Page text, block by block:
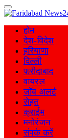
होम
देश-विदेश
हरियाणा
दिल्ली
फरीदाबाद
वायरल
जॉब अलर्ट
सेहत
क्राईम
मनोरंजन
संपर्क करें